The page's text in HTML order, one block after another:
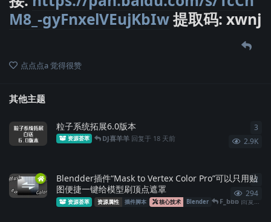
M8_-gyFnxelVEujKbIw提取码: xwnj
点点点a觉得很赞
其他主题
粒子系统拓展6.0版本
资源荟萃 DJ喜羊羊 回复于 18 天前 2.9K
3
Blendder插件“Mask to Vertex Color Pro”可以只用贴
图便捷一键给模型刷顶点遮罩
资源荟萃 资源属性 插件脚本 核心技术 Blender F_bbb回复于
294
2